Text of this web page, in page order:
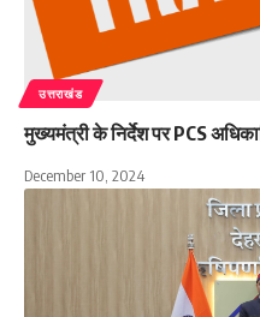
उत्तराखंड
मुख्यमंत्री के निर्देश पर PCS
December 10, 2024